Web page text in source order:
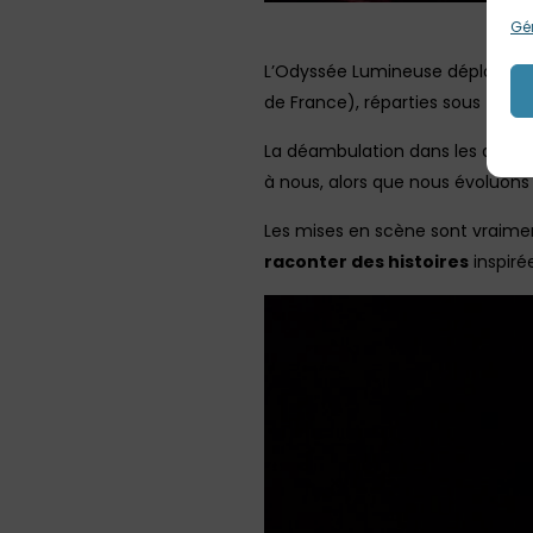
L’Odyssée Lumineuse déploie
de France), réparties sous
La déambulation dans les
à nous, alors que nous
Les mises en scène sont
raconter des histoires